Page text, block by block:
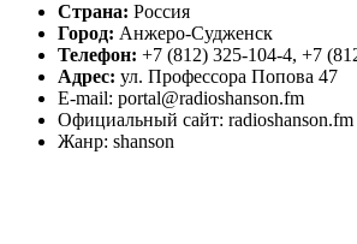
Страна: Россия
Город: Анжеро-Судженск
Телефон: +7 (812) 325-104-4, +7
Адрес: ул. Профессора Попова 47
E-mail: portal@radioshanson.fm
Официальный сайт: radioshanson.fm
Жанр: shanson